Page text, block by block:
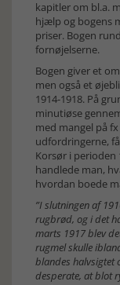
kapitler om bl.a.
hjælp og bogens
priser. Bogen
fornøjelserne.
Bogen giver et
men også et
1914-1918. På
minutiøse
med mangel på
udfordringerne,
Korsør i perioden
handlede man,
hvordan boede
”I slutningen af
rugbrød, og i det
marts 1917 blev
rugmel skulle
blandes halvsigtet
desperate, at blot